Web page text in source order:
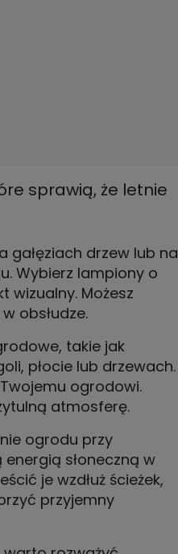
sprawią, że letnie
gałęziach drzew lub na
Wybierz lampiony o
wizualny. Możesz
obsłudze.
takie jak
płocie lub drzewach.
ogrodowi.
atmosferę.
ogrodu przy
słoneczną w
je wzdłuż ścieżek,
przyjemny